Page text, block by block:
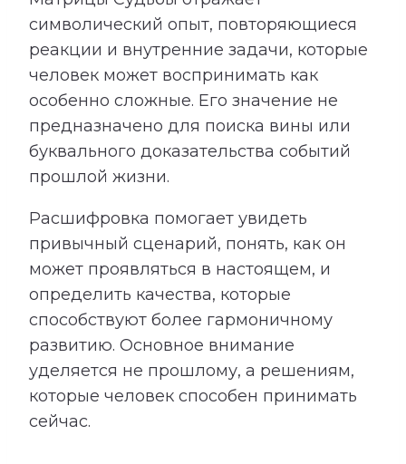
символический опыт, повторяющиеся
реакции и внутренние задачи, которые
человек может воспринимать как
особенно сложные. Его значение не
предназначено для поиска вины или
буквального доказательства событий
прошлой жизни.
Расшифровка помогает увидеть
привычный сценарий, понять, как он
может проявляться в настоящем, и
определить качества, которые
способствуют более гармоничному
развитию. Основное внимание
уделяется не прошлому, а решениям,
которые человек способен принимать
сейчас.